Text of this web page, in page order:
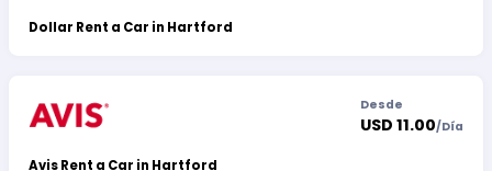
Dollar Rent a Car in Hartford
Avis Rent a Car in Hartford
Desde
USD 11.00/Día